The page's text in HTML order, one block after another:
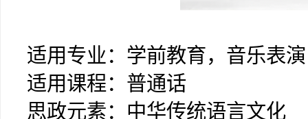
适用专业：学前教育，音乐表
适用课程：普通话
思政元素：中华传统语言文化